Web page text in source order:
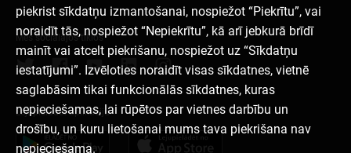
piekrist sīkdatņu izmantošanai, nospiežot “Piekrītu”, vai
noraidīt tās, nospiežot “Nepiekrītu”, kā arī jebkurā brīdī
mainīt vai atcelt piekrišanu, nospiežot uz “Sīkdatņu
iestatījumi”. Izvēloties noraidīt visas sīkdatnes, vietnē
saglabāsim tikai funkcionālās sīkdatnes, kuras
nepieciešamas, lai rūpētos par vietnes darbību un
drošību, un kuru lietošanai mums tava piekrišana nav
nepieciešama.
Mēs sociālajos tīklos
Lejupielādēt aplikāciju